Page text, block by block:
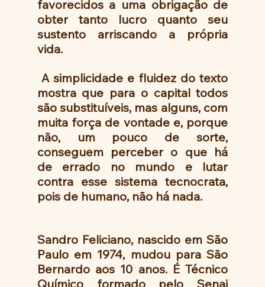
favorecidos a uma obrigação de
obter tanto lucro quanto seu
sustento arriscando a própria
vida.
mostra que para o capital todos
são substituíveis, mas alguns, com
muita força de vontade e, porque
não, um pouco de sorte,
conseguem perceber o que há
de errado no mundo e lutar
contra esse sistema tecnocrata,
pois de humano, não há nada.
Sandro Feliciano, nascido em São
Paulo em 1974, mudou para São
Bernardo aos 10 anos. É Técnico
Químico formado pelo Senai